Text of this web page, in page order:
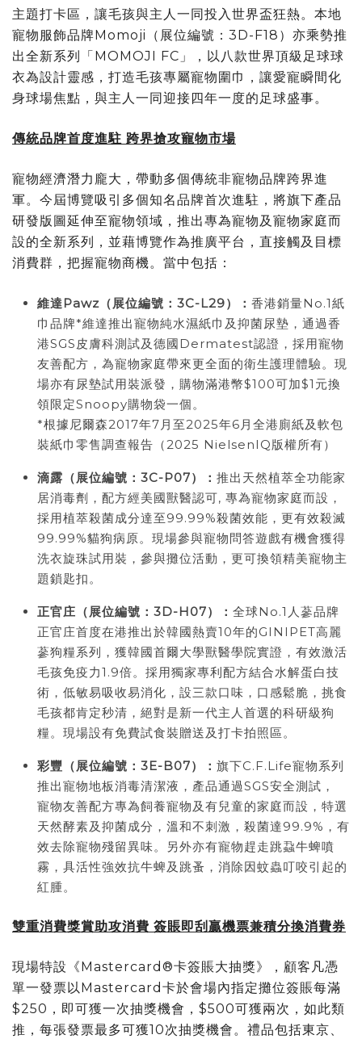
主題打卡區，讓毛孩與主人一同投入世界盃狂熱。本地
寵物服飾品牌Momoji（展位編號：3D-F18）亦乘勢推
出全新系列「MOMOJI FC」，以八款世界頂級足球球
衣為設計靈感，打造毛孩專屬寵物圍巾，讓愛寵瞬間化
身球場焦點，與主人一同迎接四年一度的足球盛事。
傳統品牌首度進駐 跨界搶攻寵物市場
寵物經濟潛力龐大，帶動多個傳統非寵物品牌跨界進
軍。今屆博覽吸引多個知名品牌首次進駐，將旗下產品
研發版圖延伸至寵物領域，推出專為寵物及寵物家庭而
設的全新系列，並藉博覽作為推廣平台，直接觸及目標
消費群，把握寵物商機。當中包括：
維達Pawz （展位編號： 3C-L29）： 香港銷量No.1紙
巾品牌*維達推出寵物純水濕紙巾及抑菌尿墊，通過香
港SGS皮膚科測試及德國Dermatest認證，採用寵物
友善配方，為寵物家庭帶來更全面的衛生護理體驗。現
場亦有尿墊試用裝派發，購物滿港幣$100可加$1元換
領限定Snoopy購物袋一個。
*根據尼爾森2017年7月至2025年6月全港廁紙及軟包
裝紙巾零售調查報告（2025 NielsenIQ版權所有）
滴露（展位編號： 3C-P07）： 推出天然植萃全功能家
居消毒劑，配方經美國獸醫認可, 專為寵物家庭而設，
採用植萃殺菌成分達至99.99%殺菌效能，更有效殺滅
99.99%貓狗病原。現場參與寵物問答遊戲有機會獲得
洗衣旋珠試用裝，參與攤位活動，更可換領精美寵物主
題鎖匙扣。
正官庄（展位編號： 3D-H07）： 全球No.1人蔘品牌
正官庄首度在港推出於韓國熱賣10年的GINIPET高麗
蔘狗糧系列，獲韓國首爾大學獸醫學院實證，有效激活
毛孩免疫力1.9倍。採用獨家專利配方結合水解蛋白技
術，低敏易吸收易消化，設三款口味，口感鬆脆，挑食
毛孩都肯定秒清，絕對是新一代主人首選的科研級狗
糧。現場設有免費試食裝贈送及打卡拍照區。
彩豐（展位編號： 3E-B07）： 旗下C.F.Life寵物系列
推出寵物地板消毒清潔液，產品通過SGS安全測試，
寵物友善配方專為飼養寵物及有兒童的家庭而設，特選
天然酵素及抑菌成分，溫和不刺激，殺菌達99.9%，有
效去除寵物殘留異味。另外亦有寵物趕走跳蝨牛蜱噴
霧，具活性強效抗牛蜱及跳蚤，消除因蚊蟲叮咬引起的
紅腫。
雙重消費獎賞助攻消費 簽賬即刮贏機票兼積分換消費券
現場特設《Mastercard®卡簽賬大抽獎》，顧客凡憑
單一發票以Mastercard卡於會場內指定攤位簽賬每滿
$250，即可獲一次抽獎機會，$500可獲兩次，如此類
推，每張發票最多可獲10次抽獎機會。禮品包括東京、